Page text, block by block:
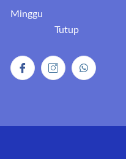
Tutup